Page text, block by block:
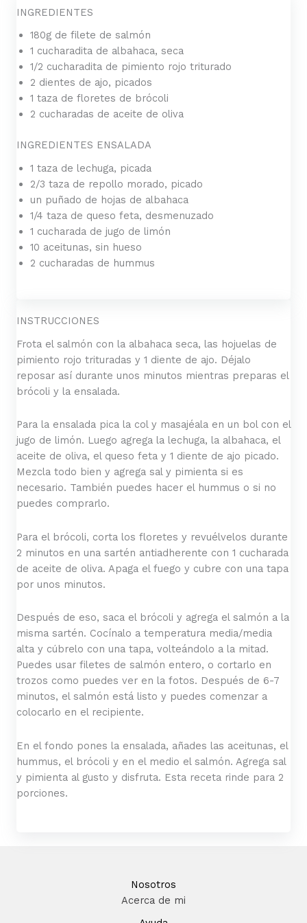
INGREDIENTES
180g de filete de salmón
1 cucharadita de albahaca, seca
1/2 cucharadita de pimiento rojo triturado
2 dientes de ajo, picados
1 taza de floretes de brócoli
2 cucharadas de aceite de oliva
INGREDIENTES ENSALADA
1 taza de lechuga, picada
2/3 taza de repollo morado, picado
un puñado de hojas de albahaca
1/4 taza de queso feta, desmenuzado
1 cucharada de jugo de limón
10 aceitunas, sin hueso
2 cucharadas de hummus
INSTRUCCIONES
Frota el salmón con la albahaca seca, las hojuelas de
pimiento rojo trituradas y 1 diente de ajo. Déjalo
reposar así durante unos minutos mientras preparas el
brócoli y la ensalada.
Para la ensalada pica la col y masajéala en un bol con el
jugo de limón. Luego agrega la lechuga, la albahaca, el
aceite de oliva, el queso feta y 1 diente de ajo picado.
Mezcla todo bien y agrega sal y pimienta si es
necesario. También puedes hacer el hummus o si no
puedes comprarlo.
Para el brócoli, corta los floretes y revuélvelos durante
2 minutos en una sartén antiadherente con 1 cucharada
de aceite de oliva. Apaga el fuego y cubre con una tapa
por unos minutos.
Después de eso, saca el brócoli y agrega el salmón a la
misma sartén. Cocínalo a temperatura media/media
alta y cúbrelo con una tapa, volteándolo a la mitad.
Puedes usar filetes de salmón entero, o cortarlo en
trozos como puedes ver en la fotos. Después de 6-7
minutos, el salmón está listo y puedes comenzar a
colocarlo en el recipiente.
En el fondo pones la ensalada, añades las aceitunas, el
hummus, el brócoli y en el medio el salmón. Agrega sal
y pimienta al gusto y disfruta. Esta receta rinde para 2
porciones.
Nosotros
Acerca de mi